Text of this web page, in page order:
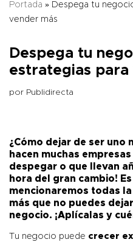
Portada » Despega tu
vender más
Despega tu
estrategias para
por Publidirecta
¿Cómo dejar de ser uno
hacen muchas
despegar o que llevan
hora del gran cambio!
mencionaremos todas
más que no puedes
negocio. ¡Aplícalas y
Tu negocio puede crecer